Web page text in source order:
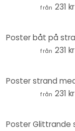
från 231 kr
från 231 kr
från 231 kr